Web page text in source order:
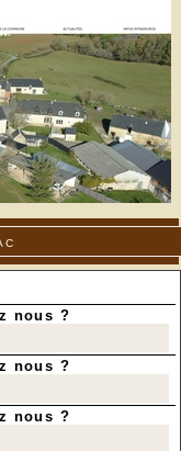
nous ?
nous ?
nous ?
Leclère